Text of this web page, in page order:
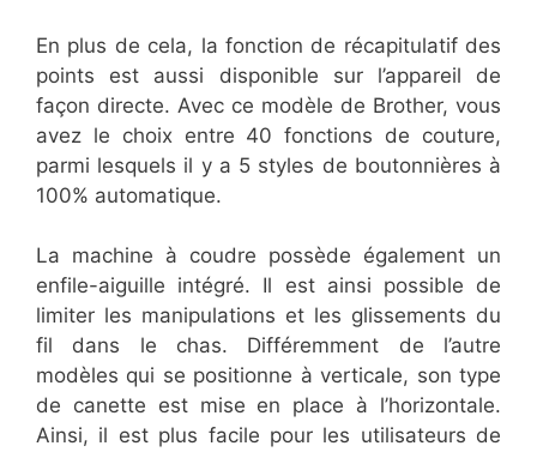
En plus de cela, la fonction de récapitulatif des
points est aussi disponible sur l’appareil de
façon directe. Avec ce modèle de Brother, vous
avez le choix entre 40 fonctions de couture,
parmi lesquels il y a 5 styles de boutonnières à
100% automatique.
La machine à coudre possède également un
enfile-aiguille intégré. Il est ainsi possible de
limiter les manipulations et les glissements du
fil dans le chas. Différemment de l’autre
modèles qui se positionne à verticale, son type
de canette est mise en place à l’horizontale.
Ainsi, il est plus facile pour les utilisateurs de